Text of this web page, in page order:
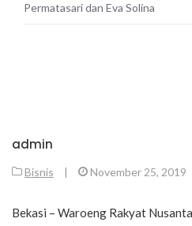
Permatasari dan Eva Solina
admin
Bisnis | November 25, 2019
Bekasi – Waroeng Rakyat